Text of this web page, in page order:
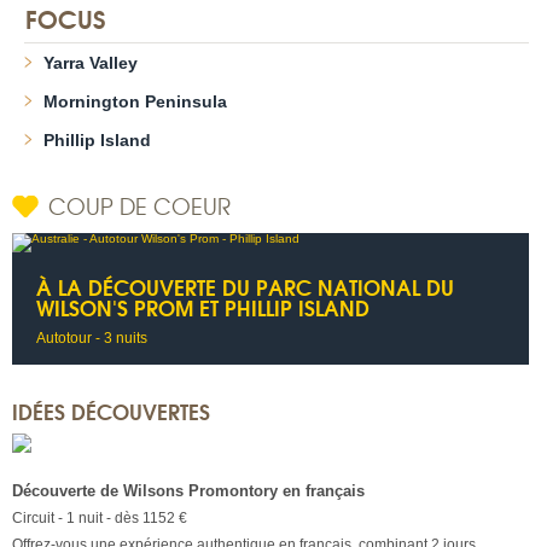
FOCUS
Yarra Valley
Mornington Peninsula
Phillip Island
COUP DE COEUR
À LA DÉCOUVERTE DU PARC NATIONAL DU
WILSON'S PROM ET PHILLIP ISLAND
Autotour - 3 nuits
IDÉES DÉCOUVERTES
Découverte de Wilsons Promontory en français
Circuit - 1 nuit - dès 1152 €